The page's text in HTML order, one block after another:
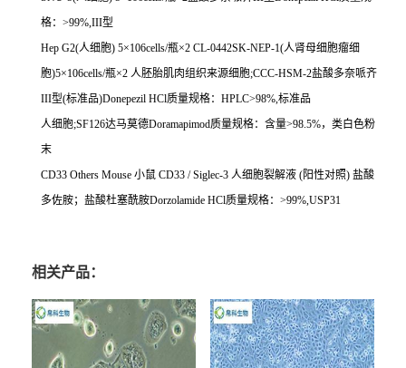
格： >99%,III型
Hep G2(人细胞) 5×106cells/瓶×2 CL-0442SK-NEP-1(人肾母细胞瘤细
胞)5×106cells/瓶×2 人胚胎肌肉组织来源细胞;CCC-HSM-2盐酸多奈哌齐
III型(标准品)Donepezil HCl质量规格： HPLC>98%,标准品
人细胞;SF126达马莫德Doramapimod质量规格：含量>98.5%，类白色粉
末
CD33 Others Mouse 小鼠 CD33 / Siglec-3 人细胞裂解液 (阳性对照) 盐酸
多佐胺；盐酸杜塞酰胺Dorzolamide HCl质量规格： >99%,USP31
相关产品：